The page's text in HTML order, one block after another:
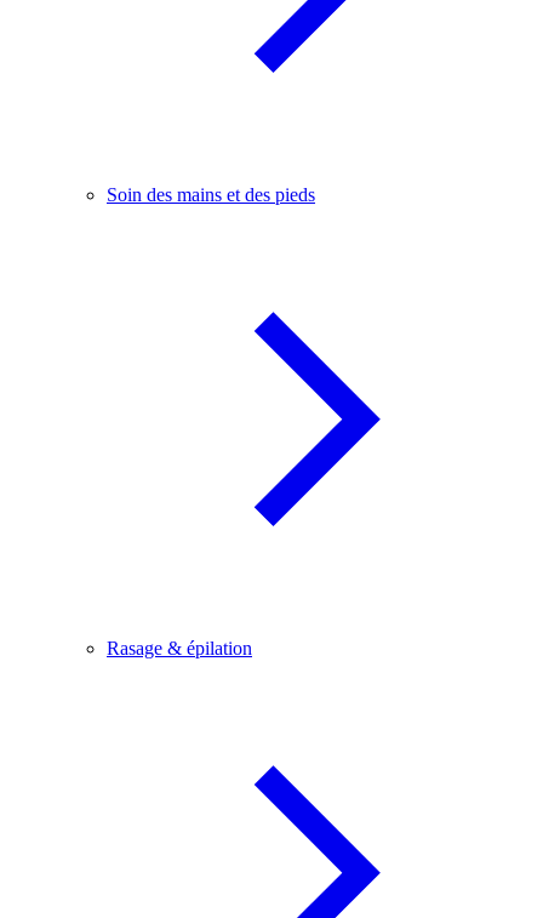
Soin des mains et des pieds
Rasage & épilation